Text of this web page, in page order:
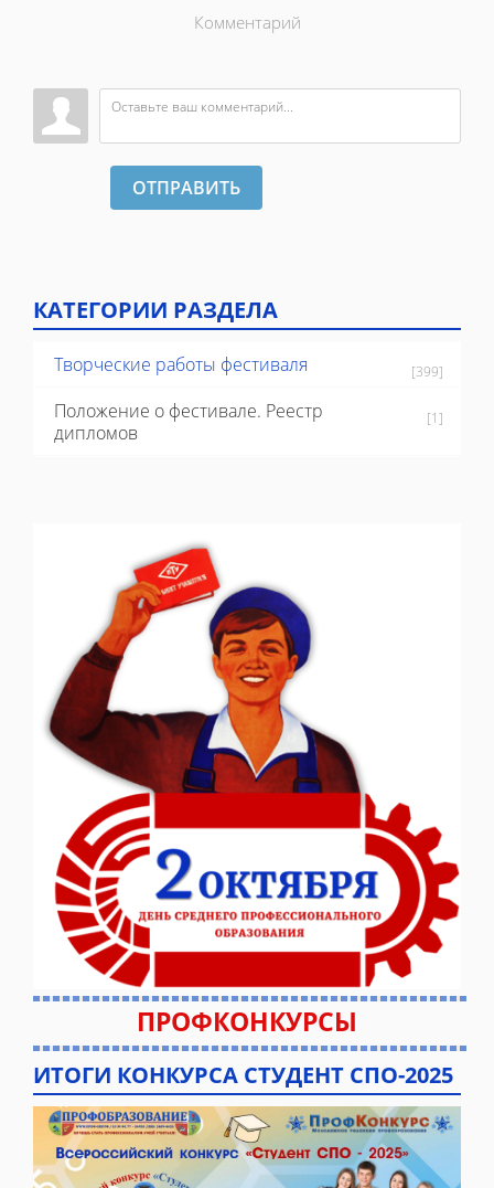
Комментарий
ОТПРАВИТЬ
КАТЕГОРИИ РАЗДЕЛА
Творческие работы фестиваля [399]
Положение о фестивале. Реестр
дипломов
[1]
ПРОФКОНКУРСЫ
ИТОГИ КОНКУРСА СТУДЕНТ СПО-2025